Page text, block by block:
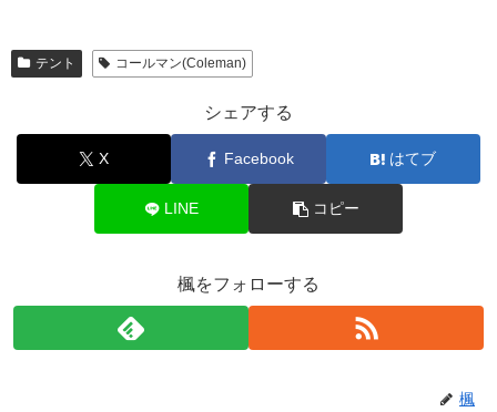
テント コールマン(Coleman)
シェアする
X Facebook はてブ
LINE コピー
楓をフォローする
楓